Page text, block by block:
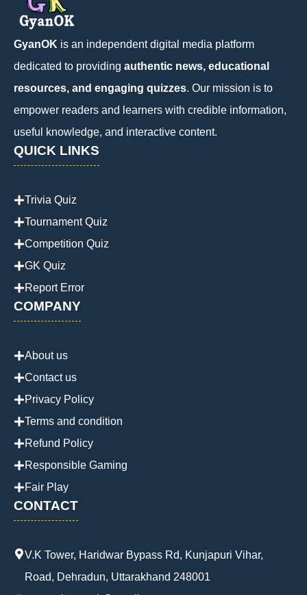
GyanOK is an independent digital media platform
dedicated to providing authentic news, educational
resources, and engaging quizzes. Our mission is to
empower readers and learners with credible information,
useful knowledge, and interactive content.
QUICK LINKS
Trivia Quiz
Tournament Quiz
Competition Quiz
GK Quiz
Report Error
COMPANY
About us
Contact us
Privacy Policy
Terms and condition
Refund Policy
Responsible Gaming
Fair Play
CONTACT
V.K Tower, Haridwar Bypass Rd, Kunjapuri Vihar,
Road, Dehradun, Uttarakhand 248001